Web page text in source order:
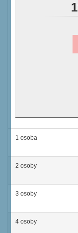
1 osoba
2 osoby
3 osoby
4 osoby